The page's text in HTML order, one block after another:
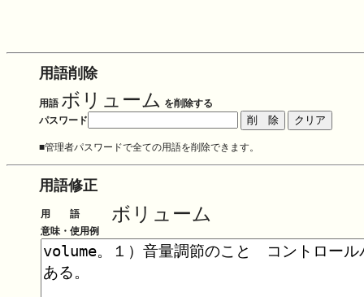
用語削除
用語 ボリューム を削除する
パスワード
■管理者パスワードで全ての用語を削除できます。
用語修正
用 語 ボリューム
意味・使用例